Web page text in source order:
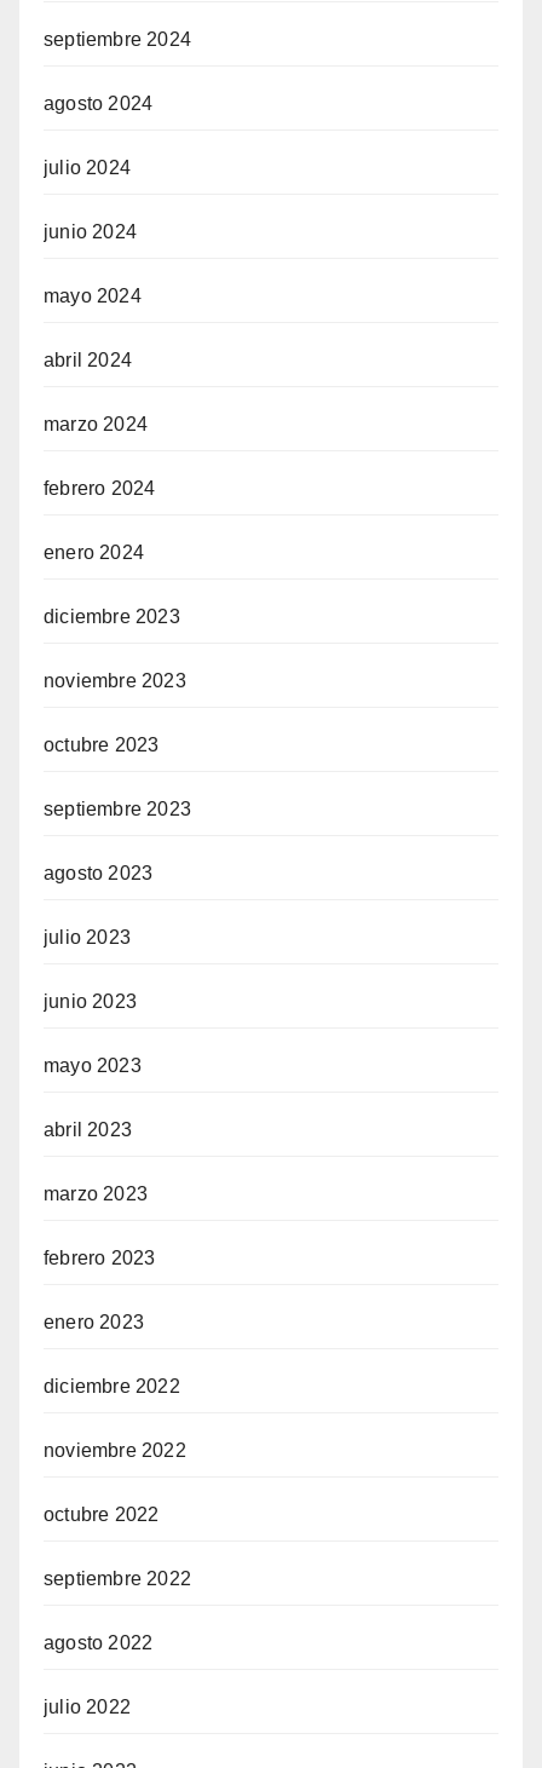
septiembre 2024
agosto 2024
julio 2024
junio 2024
mayo 2024
abril 2024
marzo 2024
febrero 2024
enero 2024
diciembre 2023
noviembre 2023
octubre 2023
septiembre 2023
agosto 2023
julio 2023
junio 2023
mayo 2023
abril 2023
marzo 2023
febrero 2023
enero 2023
diciembre 2022
noviembre 2022
octubre 2022
septiembre 2022
agosto 2022
julio 2022